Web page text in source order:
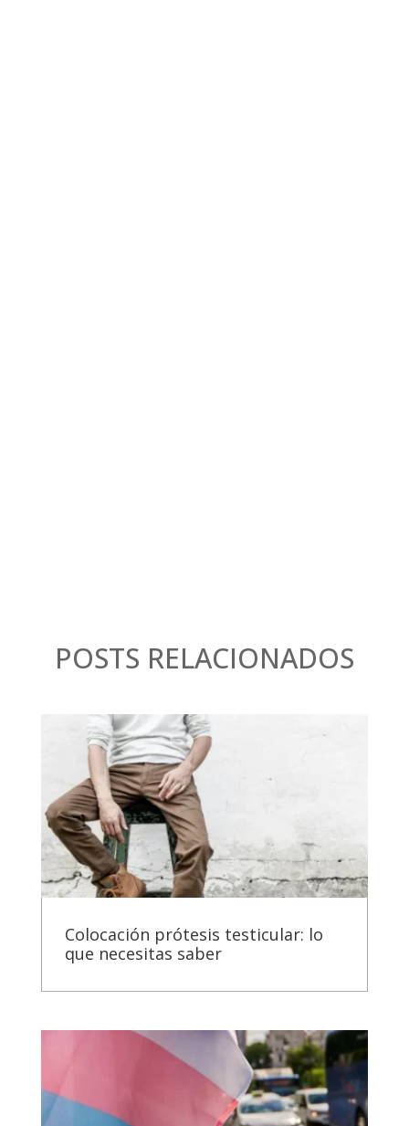
POSTS RELACIONADOS
Colocación prótesis testicular: lo
que necesitas saber